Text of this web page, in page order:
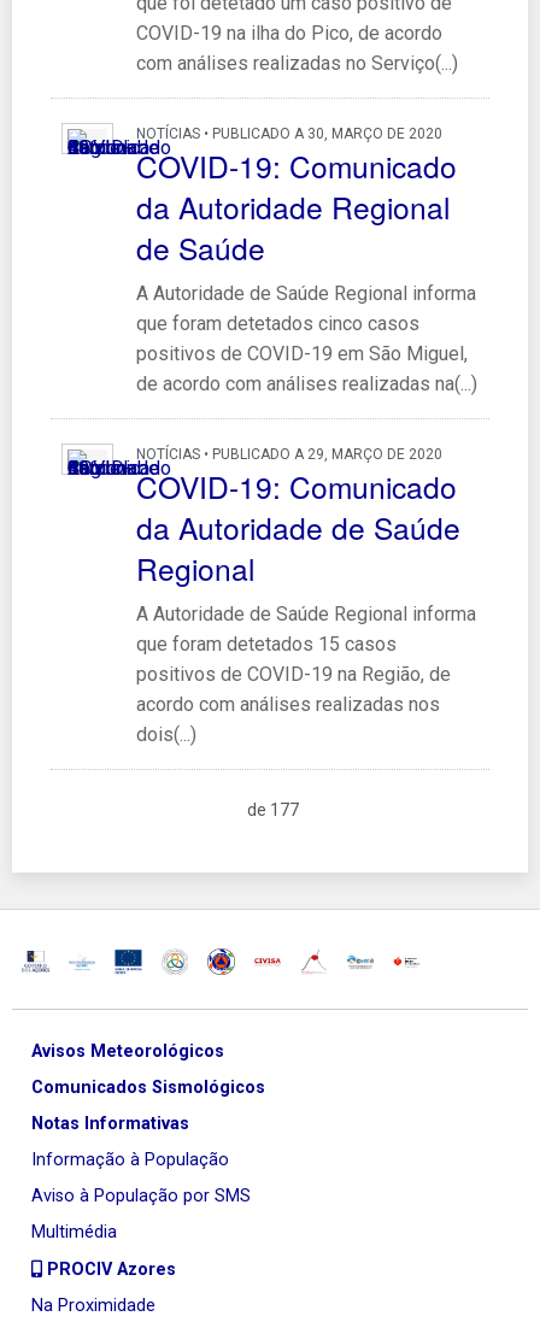
COVID-19 na ilha do Pico, de acordo
com análises realizadas no Serviço(...)
NOTÍCIAS • PUBLICADO A 30, MARÇO DE 2020
COVID-19: Comunicado
da Autoridade Regional
de Saúde
A Autoridade de Saúde Regional informa
que foram detetados cinco casos
positivos de COVID-19 em São Miguel,
de acordo com análises realizadas na(...)
NOTÍCIAS • PUBLICADO A 29, MARÇO DE 2020
COVID-19: Comunicado
da Autoridade de Saúde
Regional
A Autoridade de Saúde Regional informa
que foram detetados 15 casos
positivos de COVID-19 na Região, de
acordo com análises realizadas nos
dois(...)
de 177
Avisos Meteorológicos
Comunicados Sismológicos
Notas Informativas
Informação à População
Aviso à População por SMS
Multimédia
PROCIV Azores
Na Proximidade